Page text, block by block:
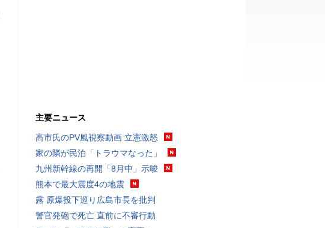
主要ニュース
高市氏のPV風視察動画 立憲激怒
家の隣が民泊「トラウマなった」
九州新幹線の再開「8月中」示唆
熊本で最大震度4の地震
露 原爆投下巡り広島市長を批判
警官発砲で死亡 直前に不審行動